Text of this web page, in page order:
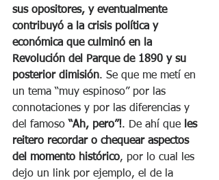
sus opositores, y eventualmente
contribuyó a la crisis política y
económica que culminó en la
Revolución del Parque de 1890 y su
posterior dimisión. Se que me metí en
un tema “muy espinoso” por las
connotaciones y por las diferencias y
del famoso “Ah, pero”!. De ahí que les
reitero recordar o chequear aspectos
del momento histórico, por lo cual les
dejo un link por ejemplo, el de la